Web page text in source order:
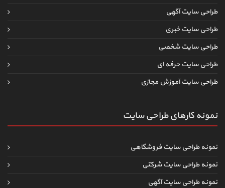
طراحی سایت آگهی
طراحی سایت خبری
طراحی سایت شخصی
طراحی سایت حرفه ای
طراحی سایت آموزش مجازی
نمونه کارهای طراحی سایت
نمونه طراحی سایت فروشگاهی
نمونه طراحی سایت شرکتی
نمونه طراحی سایت آگهی